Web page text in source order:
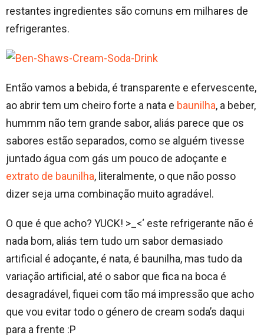
restantes ingredientes são comuns em milhares de
refrigerantes.
Então vamos a bebida, é transparente e efervescente,
ao abrir tem um cheiro forte a nata e baunilha, a beber,
hummm não tem grande sabor, aliás parece que os
sabores estão separados, como se alguém tivesse
juntado água com gás um pouco de adoçante e
extrato de baunilha, literalmente, o que não posso
dizer seja uma combinação muito agradável.
O que é que acho? YUCK! >_<‘ este refrigerante não é
nada bom, aliás tem tudo um sabor demasiado
artificial é adoçante, é nata, é baunilha, mas tudo da
variação artificial, até o sabor que fica na boca é
desagradável, fiquei com tão má impressão que acho
que vou evitar todo o género de cream soda’s daqui
para a frente :P